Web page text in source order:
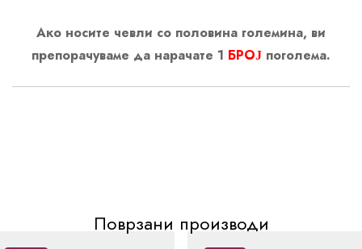
Ако носите чевли со половина големина, ви
препорачуваме да нарачате 1 БРОЈ поголема.
Поврзани производи